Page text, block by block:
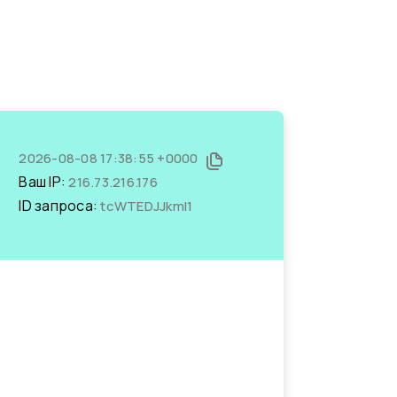
2026-08-08 17:38:55 +0000
Ваш IP:216.73.216.176
ID запроса:tcWTEDJJkmI1